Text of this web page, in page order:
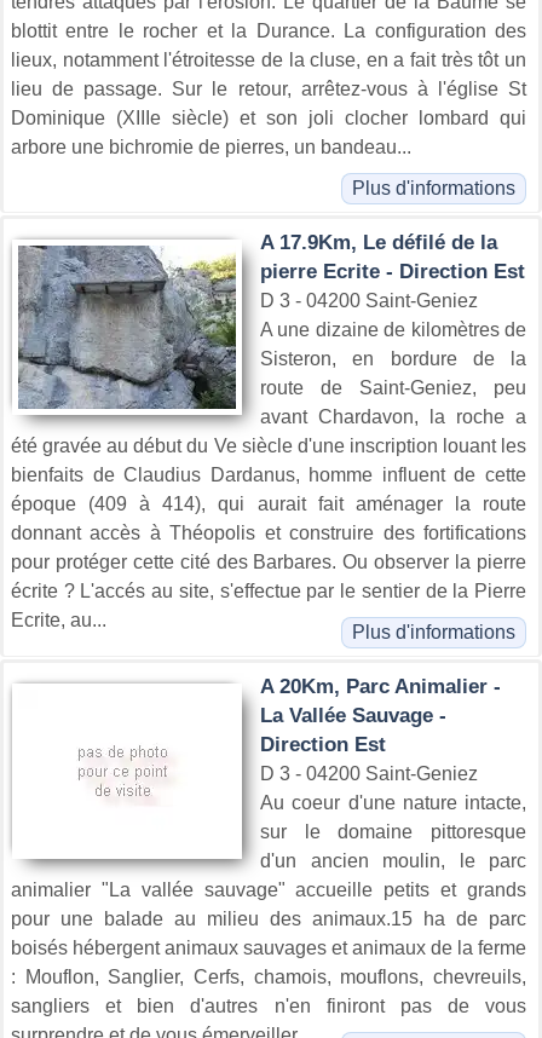
blottit entre le rocher et la Durance. La configuration des
lieux, notamment l'étroitesse de la cluse, en a fait très tôt un
lieu de passage. Sur le retour, arrêtez-vous à l'église St
Dominique (XIIIe siècle) et son joli clocher lombard qui
arbore une bichromie de pierres, un bandeau...
Plus d'informations
A 17.9Km, Le défilé de la
pierre Ecrite - Direction Est
D 3 - 04200 Saint-Geniez
A une dizaine de kilomètres de
Sisteron, en bordure de la
route de Saint-Geniez, peu
avant Chardavon, la roche a
été gravée au début du Ve siècle d'une inscription louant les
bienfaits de Claudius Dardanus, homme influent de cette
époque (409 à 414), qui aurait fait aménager la route
donnant accès à Théopolis et construire des fortifications
pour protéger cette cité des Barbares. Ou observer la pierre
écrite ? L'accés au site, s'effectue par le sentier de la Pierre
Ecrite, au...
Plus d'informations
A 20Km, Parc Animalier -
La Vallée Sauvage -
Direction Est
D 3 - 04200 Saint-Geniez
Au coeur d'une nature intacte,
sur le domaine pittoresque
d'un ancien moulin, le parc
animalier "La vallée sauvage" accueille petits et grands
pour une balade au milieu des animaux.15 ha de parc
boisés hébergent animaux sauvages et animaux de la ferme
: Mouflon, Sanglier, Cerfs, chamois, mouflons, chevreuils,
sangliers et bien d'autres n'en finiront pas de vous